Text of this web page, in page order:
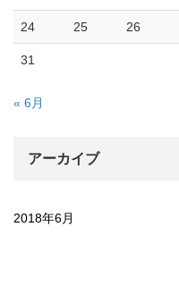
24 25 26
31
« 6月
アーカイブ
2018年6月